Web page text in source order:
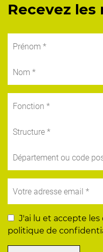
Recevez
J'ai lu et accepte
politique de